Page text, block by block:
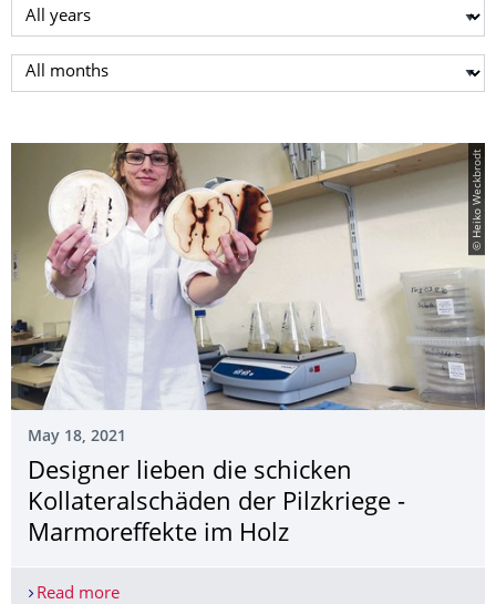
Select year
Select month
© Heiko Weckbrodt
May 18, 2021
Designer lieben die schicken
Kollateralschäden der Pilzkriege -
Marmoreffekte im Holz
Read moreDesigner lieben die schicken Kollateralschäden